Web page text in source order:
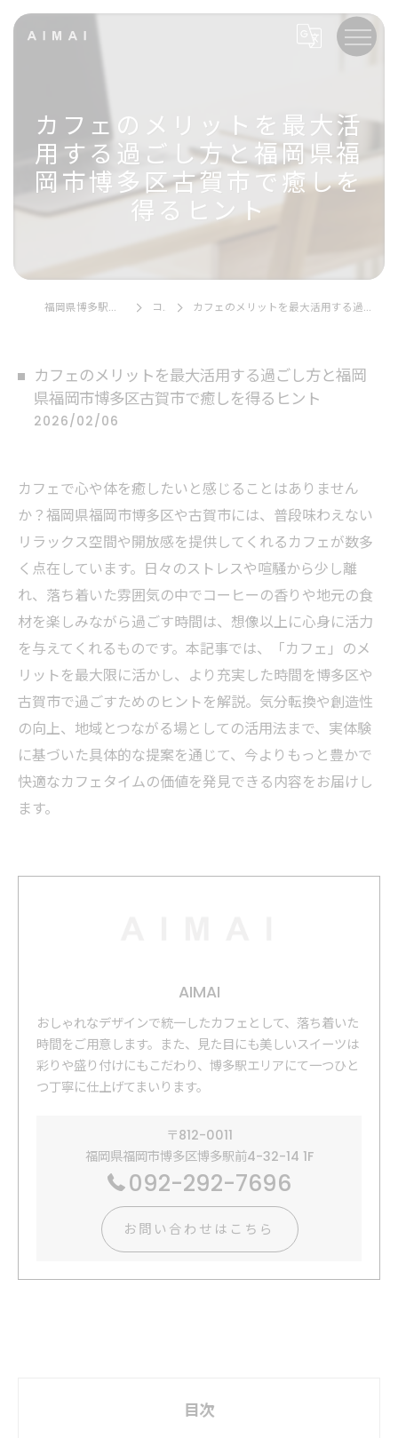
カフェのメリットを最大活
用する過ごし方と福岡県福
岡市博多区古賀市で癒しを
得るヒント
福岡県博多駅エリアのカフェならAIMAI コラム カフェのメリットを最大活用する過ごし方と福岡県福岡市博多区古賀市で癒しを得るヒント
カフェのメリットを最大活用する過ごし方と福岡
県福岡市博多区古賀市で癒しを得るヒント
2026/02/06
カフェで心や体を癒したいと感じることはありません
か？福岡県福岡市博多区や古賀市には、普段味わえない
リラックス空間や開放感を提供してくれるカフェが数多
く点在しています。日々のストレスや喧騒から少し離
れ、落ち着いた雰囲気の中でコーヒーの香りや地元の食
材を楽しみながら過ごす時間は、想像以上に心身に活力
を与えてくれるものです。本記事では、「カフェ」のメ
リットを最大限に活かし、より充実した時間を博多区や
古賀市で過ごすためのヒントを解説。気分転換や創造性
の向上、地域とつながる場としての活用法まで、実体験
に基づいた具体的な提案を通じて、今よりもっと豊かで
快適なカフェタイムの価値を発見できる内容をお届けし
ます。
AIMAI
おしゃれなデザインで統一したカフェとして、落ち着いた
時間をご用意します。​また、見た目にも美しいスイーツは
彩りや盛り付けにもこだわり、博多駅エリアにて一つひと
つ丁寧に仕上げてまいります。
〒812-0011
福岡県福岡市博多区博多駅前4-32-14 1F
092-292-7696
お問い合わせはこちら
目次